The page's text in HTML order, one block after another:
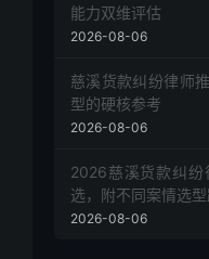
能力双维评估
2026-08-06
慈溪货款纠纷律师
型的硬核参考
2026-08-06
2026慈溪货款纠纷
选，附不同案情选
2026-08-06